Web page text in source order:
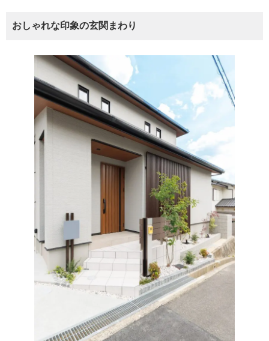
おしゃれな印象の玄関まわり